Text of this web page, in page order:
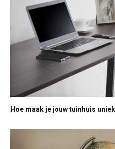
Hoe maak je jouw tuinhuis